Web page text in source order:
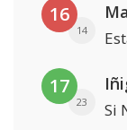
16
14
17
23 Si